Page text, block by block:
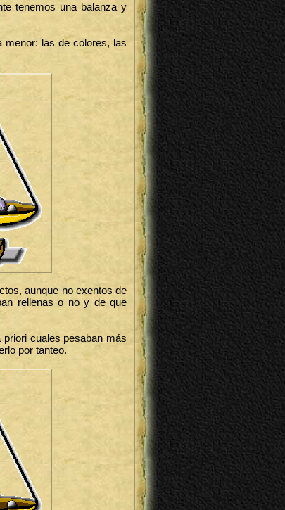
tenemos una balanza y
menor: las de colores, las
aunque no exentos de
rellenas o no y de que
cuales pesaban más
por tanteo.